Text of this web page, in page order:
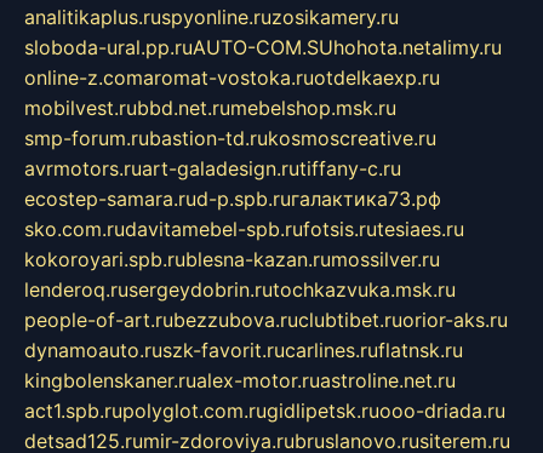
analitikaplus.ruspyonline.ruzosikamery.ru
sloboda-ural.pp.ruAUTO-COM.SUhohota.netalimy.ru
online-z.comaromat-vostoka.ruotdelkaexp.ru
mobilvest.rubbd.net.rumebelshop.msk.ru
smp-forum.rubastion-td.rukosmoscreative.ru
avrmotors.ruart-galadesign.rutiffany-c.ru
ecostep-samara.rud-p.spb.ruгалактика73.рф
sko.com.rudavitamebel-spb.rufotsis.rutesiaes.ru
kokoroyari.spb.rublesna-kazan.rumossilver.ru
lenderoq.rusergeydobrin.rutochkazvuka.msk.ru
people-of-art.rubezzubova.ruclubtibet.ruorior-aks.ru
dynamoauto.ruszk-favorit.rucarlines.ruflatnsk.ru
kingbolenskaner.rualex-motor.ruastroline.net.ru
act1.spb.rupolyglot.com.rugidlipetsk.ruooo-driada.ru
detsad125.rumir-zdoroviya.rubruslanovo.rusiterem.ru